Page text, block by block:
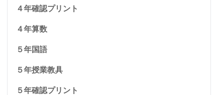
４年確認プリント
４年算数
５年国語
５年授業教具
５年確認プリント